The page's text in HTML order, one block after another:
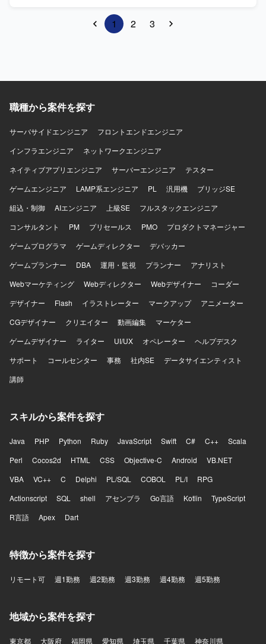
1 2 3
職種から案件を探す
サーバサイドエンジニア
フロントエンドエンジニア
インフラエンジニア
ネットワークエンジニア
ネイティブアプリエンジニア
サーバーエンジニア
テスター
ゲームエンジニア
LAMP系エンジニア PL 汎用機
ブリッジSE
組込・制御
AIエンジニア 上級SE
フルスタックエンジニア
コンサルタント
PM プリセールス PMO
プロダクトマネージャー
ゲームプログラマ
ゲームディレクター
デバッカー
ゲームプランナー
DBA 運用・監視 プランナー
アナリスト
Webマーケティング
Webディレクター Webデザイナー
コーダー
デザイナー
Flash イラストレーター マークアップ
アニメーター
CGデザイナー
クリエイター 動画編集
マーケター
ゲームデザイナー
ライター UI/UX オペレーター
ヘルプデスク
サポート
コールセンター 事務 社内SE
データサイエンティスト
講師
スキルから案件を探す
Java PHP Python Ruby JavaScript Swift C# C++
Scala
Perl
Cocos2d HTML CSS Objective-C Android
VB.NET
VBA
VC++ C Delphi PL/SQL COBOL PL/I
RPG
Actionscript
SQL shell アセンブラ Go言語 Kotlin
TypeScript
R言語
Apex Dart
特徴から案件を探す
リモート可 週1勤務 週2勤務 週3勤務 週4勤務 週5勤務
地域から案件を探す
東京都 大阪府 福岡県 愛知県 埼玉県 千葉県 神奈川県